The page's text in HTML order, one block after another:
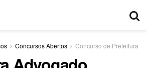
Concursos Abertos Concurso de Prefeitura